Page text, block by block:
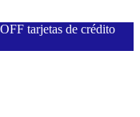
tarjetas de crédito